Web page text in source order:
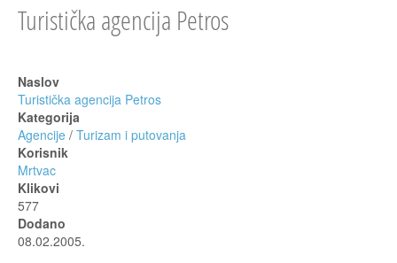
Turistička agencija Petros
Naslov
Turistička agencija Petros
Kategorija
Agencije / Turizam i putovanja
Korisnik
Mrtvac
Klikovi
577
Dodano
08.02.2005.